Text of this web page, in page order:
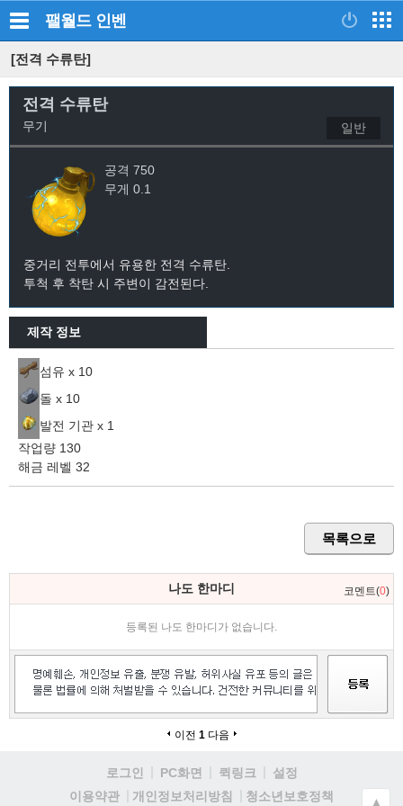
팰월드 인벤
[전격 수류탄]
전격 수류탄
무기 일반
공격 750
무게 0.1
중거리 전투에서 유용한 전격 수류탄.
투척 후 착탄 시 주변이 감전된다.
제작 정보
섬유 x 10
돌 x 10
발전 기관 x 1
작업량 130
해금 레벨 32
목록으로
나도 한마디 코멘트(0)
등록된 나도 한마디가 없습니다.
이전 1 다음
로그인 PC화면 퀵링크
설정
이용약관
개인정보처리방침
청소년보호정책
▲